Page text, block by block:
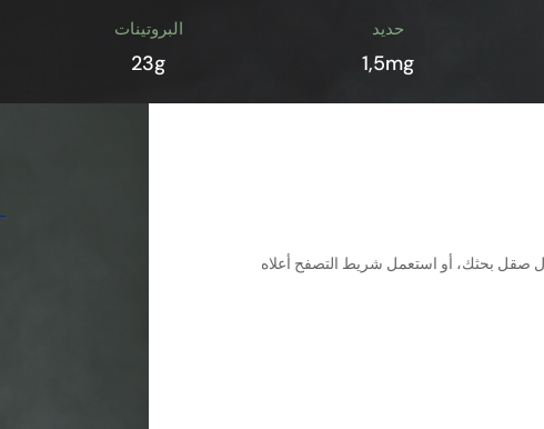
البروتينات
23g
حديد
1,5mg
صقل بحثك، أو استعمل شريط التصفح أعلاه